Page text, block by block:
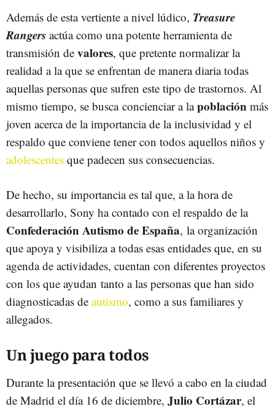
Además de esta vertiente a nivel lúdico, Treasure
Rangers actúa como una potente herramienta de
transmisión de valores, que pretente normalizar la
realidad a la que se enfrentan de manera diaria todas
aquellas personas que sufren este tipo de trastornos. Al
mismo tiempo, se busca concienciar a lapoblación más
joven acerca de la importancia de la inclusividad y el
respaldo que conviene tener con todos aquellos niños y
adolescentes que padecen sus consecuencias.
De hecho, su importancia es tal que, a la hora de
desarrollarlo, Sony ha contado con el respaldo de la
Confederación Autismo de España, la organización
que apoya y visibiliza a todas esas entidades que, en su
agenda de actividades, cuentan con diferentes proyectos
con los que ayudan tanto a las personas que han sido
diagnosticadas de autismo, como a sus familiares y
allegados.
Un juego para todos
Durante la presentación que se llevó a cabo en la ciudad
de Madrid el día 16 de diciembre, Julio Cortázar, el